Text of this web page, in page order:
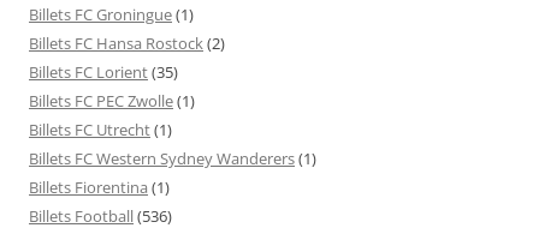
Billets FC Groningue(1)
Billets FC Hansa Rostock(2)
Billets FC Lorient(35)
Billets FC PEC Zwolle(1)
Billets FC Utrecht(1)
Billets FC Western Sydney Wanderers(1)
Billets Fiorentina (1)
Billets Football(536)